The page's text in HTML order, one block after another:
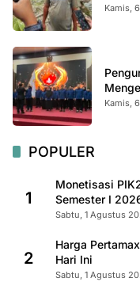
Kamis,
Kamis,
POPULER
1
Monetisasi
Semester I
Sabtu, 1 Agustus
2
Harga
Hari Ini
Sabtu, 1 Agustus